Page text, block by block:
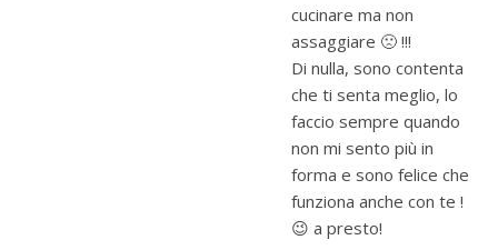
cucinare ma non
assaggiare 🙁 !!!
Di nulla, sono contenta
che ti senta meglio, lo
faccio sempre quando
non mi sento più in
forma e sono felice che
funziona anche con te !
😉 a presto!